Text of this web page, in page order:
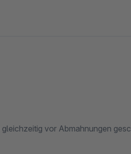
vor Abmahnungen